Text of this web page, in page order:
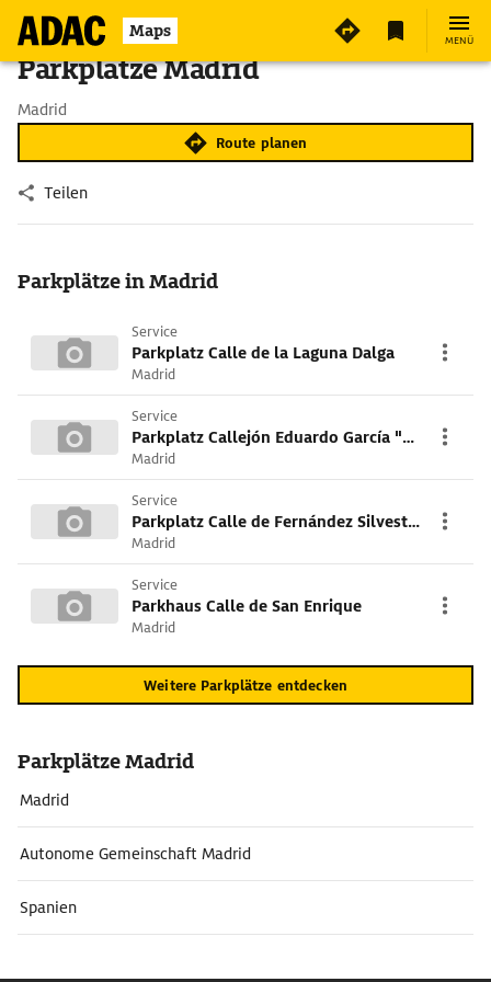
Maps MENÜ
Parkplätze Madrid
Madrid
Route planen
Teilen
Parkplätze in Madrid
Service
Parkplatz Calle de la Laguna Dalga
Madrid
Service
Parkplatz Callejón Eduardo García "El Chata"
Madrid
Service
Parkplatz Calle de Fernández Silvestre
Madrid
Service
Parkhaus Calle de San Enrique
Madrid
Weitere Parkplätze entdecken
Parkplätze Madrid
Madrid
Autonome Gemeinschaft Madrid
Spanien